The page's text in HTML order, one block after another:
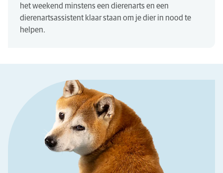
het weekend minstens een dierenarts en een
dierenartsassistent klaar staan om je dier in nood te
helpen.